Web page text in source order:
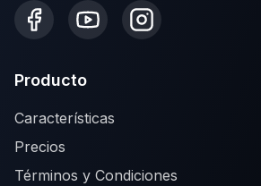
Producto
Características
Precios
Términos y Condiciones